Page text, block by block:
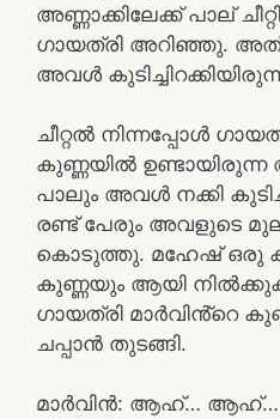
അണ്ണാക്കിലേക്ക് പാല്
ഗായത്രി അറിഞ്ഞു.
അവൾ
ചീറ്റൽ നിന്നപ്പോൾ
കുണ്ണയിൽ
പാലും അവൾ നക്കി
രണ്ട് പേരും അവളുടെ
കൊടുത്തു. മഹേഷ്‌ ഒരു
കുണ്ണയും ആയി
ഗായത്രി മാർവിൻ്റെ
ചപ്പാൻ തുടങ്ങി.
മാർവിൻ: ആഹ്… ആഹ്…